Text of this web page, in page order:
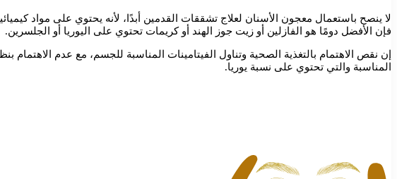
لا ينصح باستعمال معجون الأسنان لعلاج تشققات القدمين أبدًا، لأنه يحتوي على مواد
فإن الأفضل دومًا هو الفازلين أو زيت جوز الهند أو كريمات تحتوي على اليوريا أو الجلسرين.
إن نقص الاهتمام بالتغذية الصحية وتناول الفيتامينات المناسبة للجسم، مع عدم الاهتمام
المناسبة والتي تحتوي على نسبة يوريا.